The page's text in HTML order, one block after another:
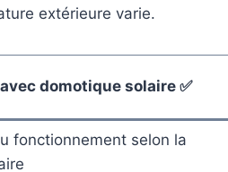
extérieure varie.
domotique solaire ✅
fonctionnement selon la